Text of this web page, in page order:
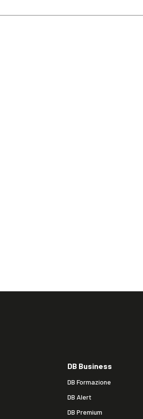
DB Business
DB Formazione
DB Alert
DB Premium